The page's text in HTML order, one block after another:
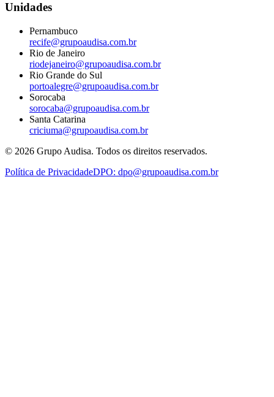
Unidades
Pernambuco
recife@grupoaudisa.com.br
Rio de Janeiro
riodejaneiro@grupoaudisa.com.br
Rio Grande do Sul
portoalegre@grupoaudisa.com.br
Sorocaba
sorocaba@grupoaudisa.com.br
Santa Catarina
criciuma@grupoaudisa.com.br
© 2026 Grupo Audisa. Todos os direitos reservados.
Política de PrivacidadeDPO: dpo@grupoaudisa.com.br